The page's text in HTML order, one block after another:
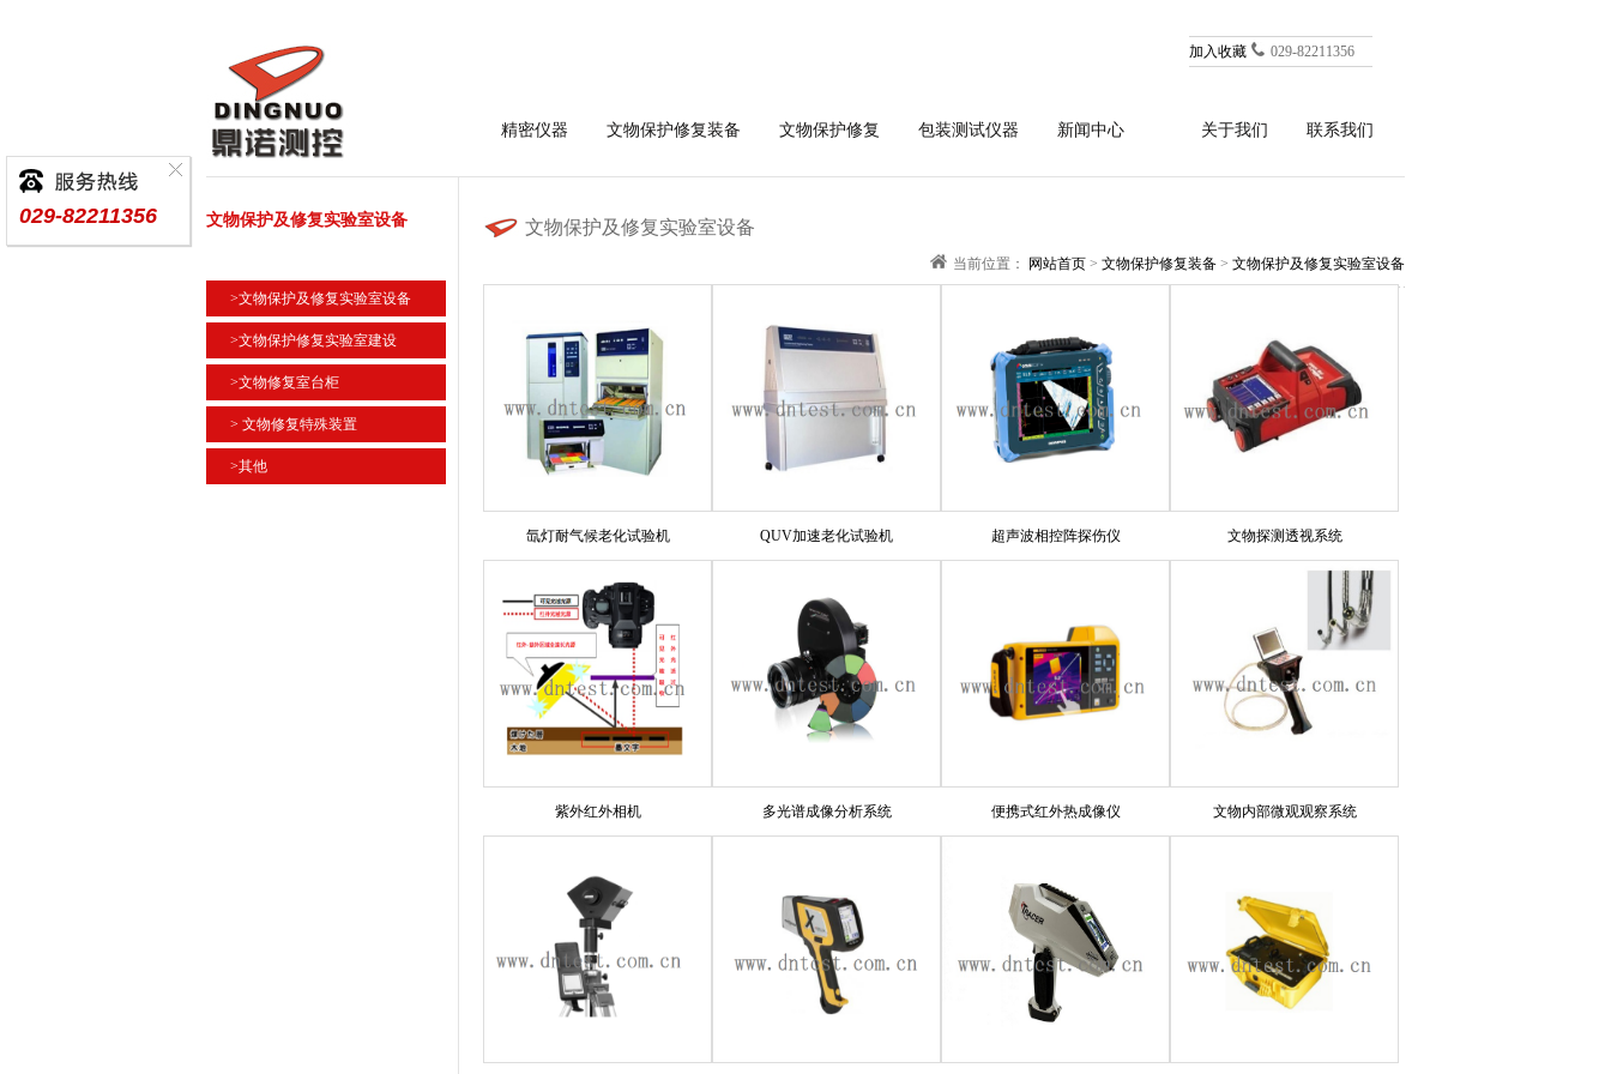
加入收藏 029-82211356
精密仪器 文物保护修复装备 文物保护修复 包装测试仪器 新闻中心 关于我们 联系我们
文物保护及修复实验室设备
>文物保护及修复实验室设备
>文物保护修复实验室建设
>文物修复室台柜
> 文物修复特殊装置
>其他
文物保护及修复实验室设备
当前位置： 网站首页 > 文物保护修复装备 > 文物保护及修复实验室设备
氙灯耐气候老化试验机 QUV加速老化试验机 超声波相控阵探伤仪 文物探测透视系统
紫外红外相机 多光谱成像分析系统 便携式红外热成像仪 文物内部微观观察系统
029-82211356